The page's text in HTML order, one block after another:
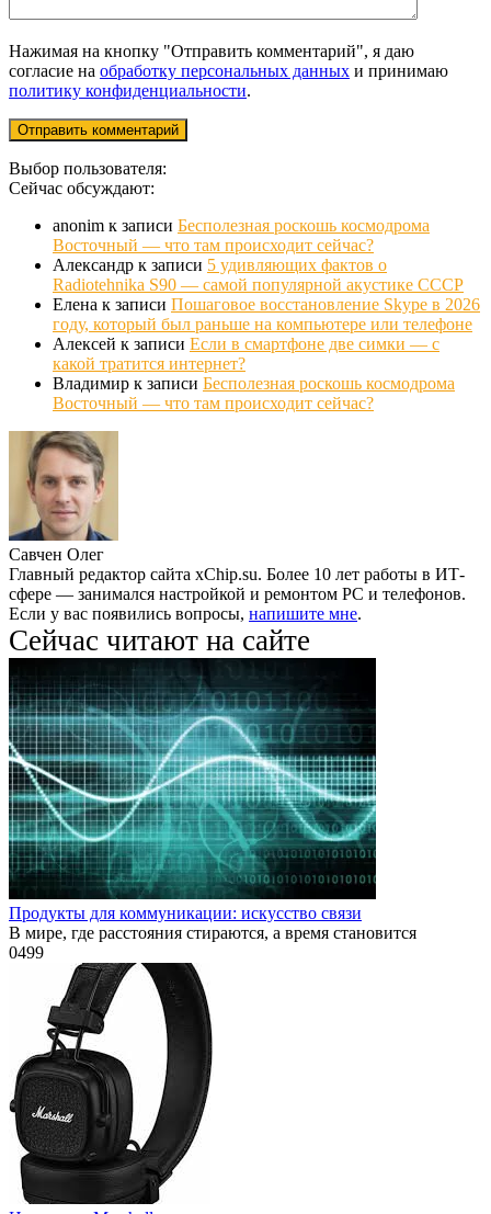
Нажимая на кнопку "Отправить комментарий", я даю
согласие на обработку персональных данных и принимаю
политику конфиденциальности.
Выбор пользователя:
Сейчас обсуждают:
anonim к записи Бесполезная роскошь космодрома
Восточный — что там происходит сейчас?
Александр к записи 5 удивляющих фактов о
Radiotehnika S90 — самой популярной акустике СССР
Елена к записи Пошаговое восстановление Skype в 2026
году, который был раньше на компьютере или телефоне
Алексей к записи Если в смартфоне две симки — с
какой тратится интернет?
Владимир к записи Бесполезная роскошь космодрома
Восточный — что там происходит сейчас?
Савчен Олег
Главный редактор сайта xChip.su. Более 10 лет работы в ИТ-
сфере — занимался настройкой и ремонтом PC и телефонов.
Если у вас появились вопросы, напишите мне.
Сейчас читают на сайте
Продукты для коммуникации: искусство связи
В мире, где расстояния стираются, а время становится
0499